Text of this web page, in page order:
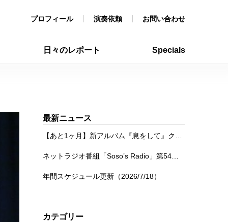
プロフィール 演奏依頼 お問い合わせ
日々のレポート Specials
最新ニュース
年間スケジュール更新（2026/7/18）
カテゴリー